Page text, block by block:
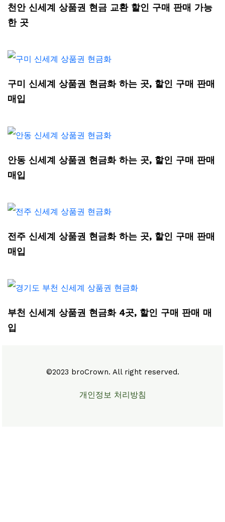
천안 신세계 상품권 현금 교환 할인 구매 판매 가능
한 곳
구미 신세계 상품권 현금화 하는 곳, 할인 구매 판매
매입
안동 신세계 상품권 현금화 하는 곳, 할인 구매 판매
매입
전주 신세계 상품권 현금화 하는 곳, 할인 구매 판매
매입
부천 신세계 상품권 현금화 4곳, 할인 구매 판매 매
입
©2023 broCrown. All right reserved.
개인정보 처리방침